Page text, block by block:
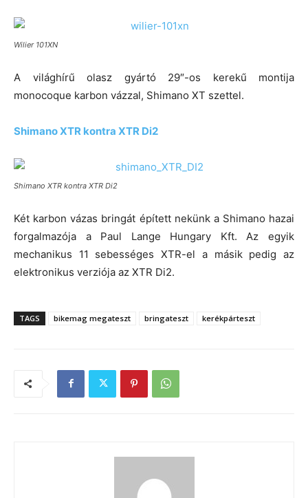
Wilier 101XN
A világhírű olasz gyártó 29″-os kerekű montija
monocoque karbon vázzal, Shimano XT szettel.
Shimano XTR kontra XTR Di2
Shimano XTR kontra XTR Di2
Két karbon vázas bringát épített nekünk a Shimano hazai
forgalmazója a Paul Lange Hungary Kft. Az egyik
mechanikus 11 sebességes XTR-el a másik pedig az
elektronikus verziója az XTR Di2.
TAGS bikemag megateszt bringateszt kerékpárteszt